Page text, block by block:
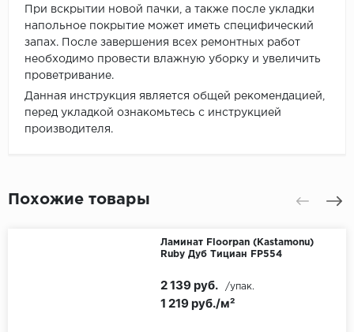
При вскрытии новой пачки, а также после укладки
напольное покрытие может иметь специфический
запах. После завершения всех ремонтных работ
необходимо провести влажную уборку и увеличить
проветривание.
Данная инструкция является общей рекомендацией,
перед укладкой ознакомьтесь с инструкцией
производителя.
Похожие товары
Ламинат Floorpan (Kastamonu)
Ruby Дуб Тициан FP554
1 219 руб./м²
2 139 руб. /упак.